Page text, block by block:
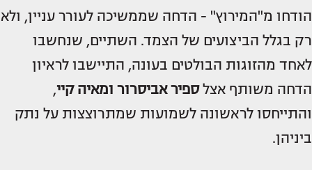
הודחו מ"המירוץ" - הדחה שממשיכה לעורר עניין, ולא
רק בגלל הביצועים של הצמד. השתיים, שנחשבו
לאחד מהזוגות הבולטים בעונה, התיישבו לראיון
הדחה משותף אצלספיר אביסרור ומאיה קיי,
והתייחסו לראשונה לשמועות שמתרוצצות על נתק
ביניהן.